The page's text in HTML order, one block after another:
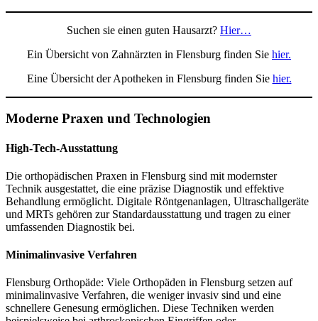
Suchen sie einen guten Hausarzt? Hier…
Ein Übersicht von Zahnärzten in Flensburg finden Sie hier.
Eine Übersicht der Apotheken in Flensburg finden Sie hier.
Moderne Praxen und Technologien
High-Tech-Ausstattung
Die orthopädischen Praxen in Flensburg sind mit modernster
Technik ausgestattet, die eine präzise Diagnostik und effektive
Behandlung ermöglicht. Digitale Röntgenanlagen, Ultraschallgeräte
und MRTs gehören zur Standardausstattung und tragen zu einer
umfassenden Diagnostik bei.
Minimalinvasive Verfahren
Flensburg Orthopäde: Viele Orthopäden in Flensburg setzen auf
minimalinvasive Verfahren, die weniger invasiv sind und eine
schnellere Genesung ermöglichen. Diese Techniken werden